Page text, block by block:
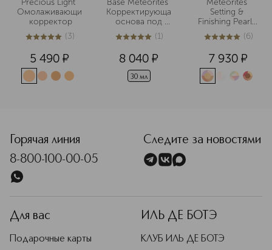
Precious Light
Омолаживающий
корректор
5из 53 (3)
5 490 ¤
Base Météorites
Корректирующая
основа под
макияж
5из 51 (1)
8 040 ¤
30 мл
Meteorites
Setting &
Finishing Pearls
of Powder
Пудра для лица
5из 56 (6)
7 930 ¤
Горячая линия
8-800-100-00-05
Следите за новостями
Для вас
Подарочные карты
ИЛЬ ДЕ БОТЭ
КЛУБ ИЛЬ ДЕ БОТЭ